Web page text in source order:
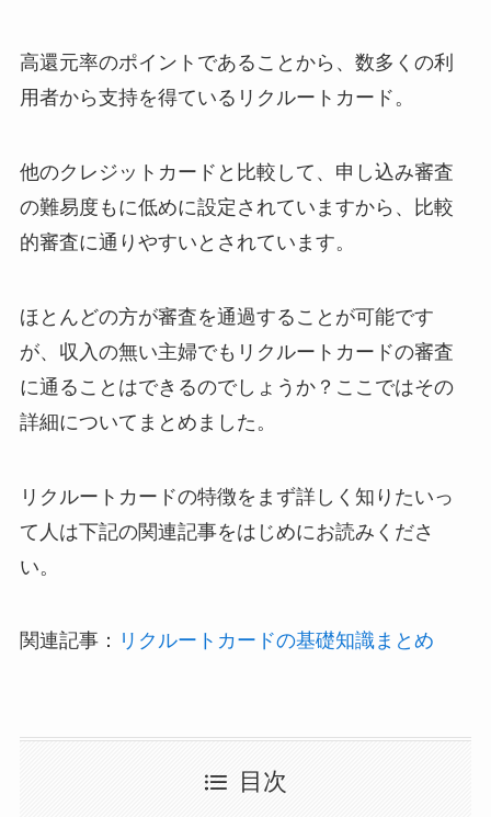
高還元率のポイントであることから、数多くの利
用者から支持を得ているリクルートカード。
他のクレジットカードと比較して、申し込み審査
の難易度もに低めに設定されていますから、比較
的審査に通りやすいとされています。
ほとんどの方が審査を通過することが可能です
が、収入の無い主婦でもリクルートカードの審査
に通ることはできるのでしょうか？ここではその
詳細についてまとめました。
リクルートカードの特徴をまず詳しく知りたいっ
て人は下記の関連記事をはじめにお読みくださ
い。
関連記事： リクルートカードの基礎知識まとめ
目次